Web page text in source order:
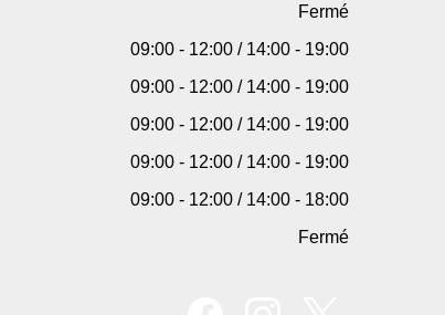
Fermé
09:00 - 12:00 / 14:00 - 19:00
09:00 - 12:00 / 14:00 - 19:00
09:00 - 12:00 / 14:00 - 19:00
09:00 - 12:00 / 14:00 - 19:00
09:00 - 12:00 / 14:00 - 18:00
Fermé